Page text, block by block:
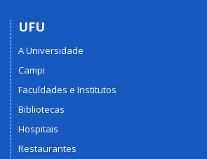
UFU
A Universidade
Campi
Faculdades e Institutos
Bibliotecas
Hospitais
Restaurantes